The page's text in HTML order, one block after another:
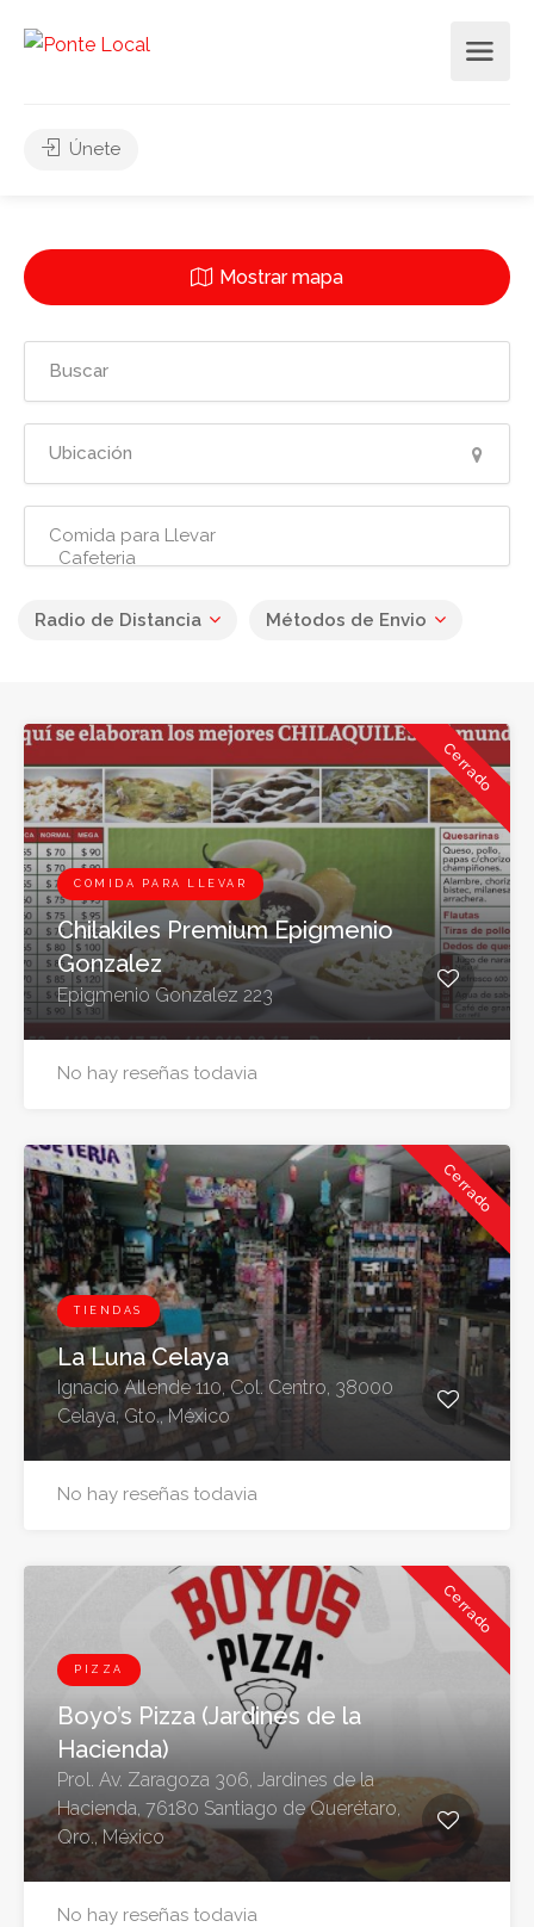
Únete
Mostrar mapa
Radio de Distancia Métodos de Envio
Cerrado
COMIDA PARA LLEVAR
Chilakiles Premium Epigmenio
Gonzalez
Epigmenio Gonzalez 223
No hay reseñas todavia
Cerrado
TIENDAS
La Luna Celaya
Ignacio Allende 110, Col. Centro, 38000
Celaya, Gto., México
No hay reseñas todavia
Cerrado
PIZZA
Boyo’s Pizza (Jardines de la
Hacienda)
Prol. Av. Zaragoza 306, Jardines de la
Hacienda, 76180 Santiago de Querétaro,
Qro., México
No hay reseñas todavia